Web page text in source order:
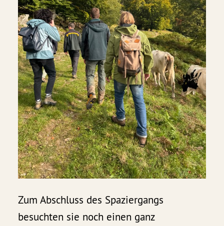
Zum Abschluss des Spaziergangs
besuchten sie noch einen ganz